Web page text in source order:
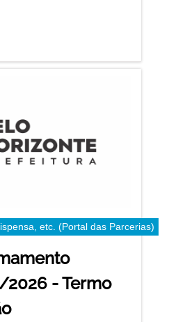
etc. (Portal das Parcerias)
2026 - Termo